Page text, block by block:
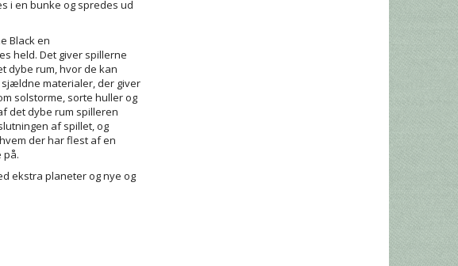
i en bunke og spredes ud
Black en
held. Det giver spillerne
dybe rum, hvor de kan
materialer, der giver
solstorme, sorte huller og
det dybe rum spilleren
af spillet, og
der har flest af en
på.
ekstra planeter og nye og